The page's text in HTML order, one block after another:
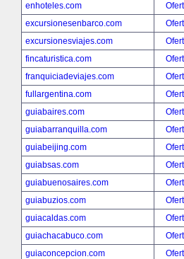
enhoteles.com
excursionesenbarco.com
excursionesviajes.com
fincaturistica.com
franquiciadeviajes.com
fullargentina.com
guiabaires.com
guiabarranquilla.com
guiabeijing.com
guiabsas.com
guiabuenosaires.com
guiabuzios.com
guiacaldas.com
guiachacabuco.com
guiaconcepcion.com